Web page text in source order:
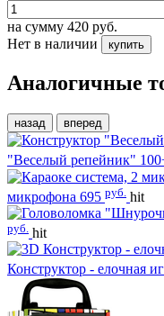
на сумму 420 руб.
Нет в наличии
купить
Аналогичные
назад вперед
"Веселый репейник"
микрофона 695 руб. hit
руб. hit
Конструктор - елочная